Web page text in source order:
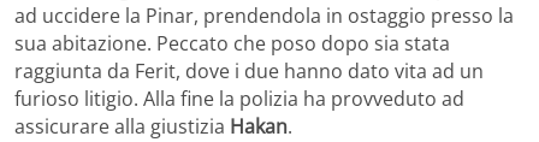
ad uccidere la Pinar, prendendola in ostaggio presso la
sua abitazione. Peccato che poso dopo sia stata
raggiunta da Ferit, dove i due hanno dato vita ad un
furioso litigio. Alla fine la polizia ha provveduto ad
assicurare alla giustizia Hakan.